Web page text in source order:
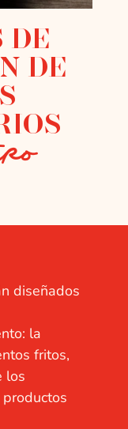
DE
DE
diseñados
la
fritos,
los